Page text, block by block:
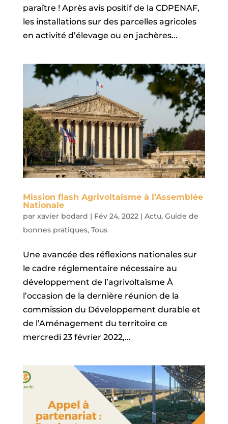
paraître ! Après avis positif de la CDPENAF,
les installations sur des parcelles agricoles
en activité d’élevage ou en jachères...
Mission flash Agrivoltaïsme à l’Assemblée
Nationale
par xavier bodard | Fév 24, 2022| Actu, Guide de
bonnes pratiques, Tous
Une avancée des réflexions nationales sur
le cadre réglementaire nécessaire au
développement de l’agrivoltaïsme À
l’occasion de la dernière réunion de la
commission du Développement durable et
de l’Aménagement du territoire ce
mercredi 23 février 2022,...